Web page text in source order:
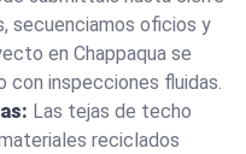
secuenciamos oficios y
en Chappaqua se
con inspecciones fluidas.
Las tejas de techo
reciclados